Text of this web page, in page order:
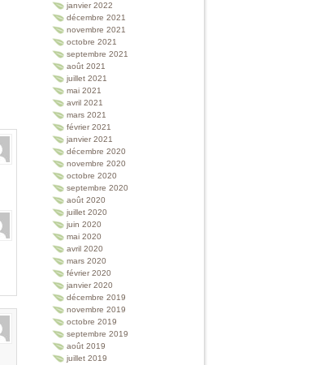
janvier 2022
décembre 2021
novembre 2021
octobre 2021
septembre 2021
août 2021
juillet 2021
mai 2021
avril 2021
mars 2021
février 2021
janvier 2021
décembre 2020
novembre 2020
octobre 2020
septembre 2020
août 2020
juillet 2020
juin 2020
mai 2020
avril 2020
mars 2020
février 2020
janvier 2020
décembre 2019
novembre 2019
octobre 2019
septembre 2019
août 2019
juillet 2019